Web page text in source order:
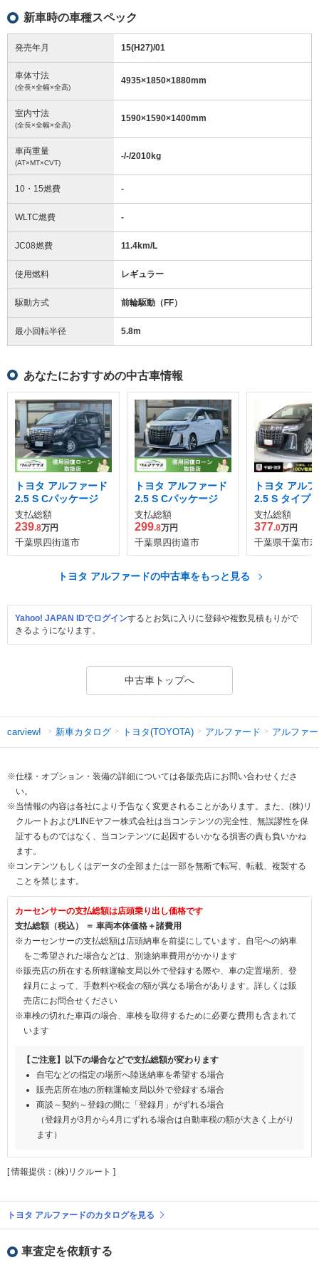
新車時の車種スペック
発売年月 15(H27)/01
車体寸法
(全長×全幅×全高)
4935×1850×1880mm
室内寸法
(全長×全幅×全高)
1590×1590×1400mm
車両重量
(AT×MT×CVT)
-/-/2010kg
10・15燃費 -
WLTC燃費 -
JC08燃費 11.4km/L
使用燃料 レギュラー
駆動方式 前輪駆動（FF）
最小回転半径 5.8m
あなたにおすすめの中古車情報
トヨタ アルファード
2.5 S Cパッケージ
支払総額
239.8万円
千葉県四街道市
トヨタ アルファード
2.5 S Cパッケージ
支払総額
299.8万円
千葉県四街道市
トヨタ アル
2.5 S タイプ
支払総額
377.0万円
千葉県千葉市
トヨタ アルファードの中古車をもっと見る
Yahoo! JAPAN IDでログインするとお気に入りに登録や複数見積もりがで
きるようになります。
中古車トップへ
carview! 新車カタログ トヨタ(TOYOTA) アルファード アルファ
※仕様・オプション・装備の詳細については各販売店にお問い合わせくださ
い。
※当情報の内容は各社により予告なく変更されることがあります。また、(株)リ
クルートおよびLINEヤフー株式会社は当コンテンツの完全性、無誤謬性を保
証するものではなく、当コンテンツに起因するいかなる損害の責も負いかね
ます。
※コンテンツもしくはデータの全部または一部を無断で転写、転載、複製する
ことを禁じます。
カーセンサーの支払総額は店頭乗り出し価格です
支払総額（税込） ＝ 車両本体価格＋諸費用
※カーセンサーの支払総額は店頭納車を前提にしています。自宅への納車
をご希望された場合などは、別途納車費用がかかります
※販売店の所在する所轄運輸支局以外で登録する際や、車の定置場所、登
録月によって、手数料や税金の額が異なる場合があります。詳しくは販
売店にお問合せください
※車検の切れた車両の場合、車検を取得するために必要な費用も含まれて
います
【ご注意】以下の場合などで支払総額が変わります
自宅などの指定の場所へ陸送納車を希望する場合
販売店所在地の所轄運輸支局以外で登録する場合
商談～契約～登録の間に「登録月」がずれる場合
（登録月が3月から4月にずれる場合は自動車税の額が大きく上がり
ます）
[ 情報提供：(株)リクルート ]
トヨタ アルファードのカタログを見る
車査定を依頼する